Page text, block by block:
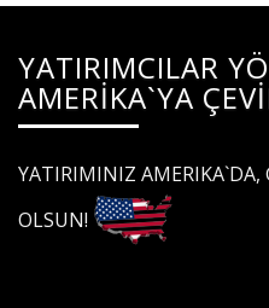
YATIRIMCILAR
AMERİKA`YA
YATIRIMINIZ AMERIKA`DA,
OLSUN!